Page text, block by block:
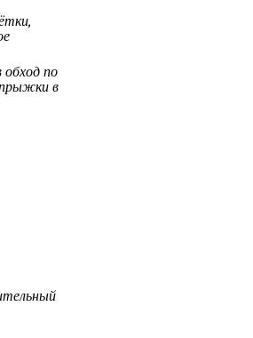
обход по
прыжки в
;